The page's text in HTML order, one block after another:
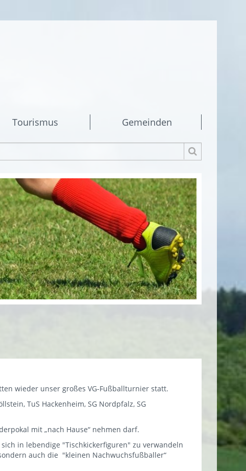
Tourismus Gemeinden
wieder unser großes VG-Fußballturnier statt.
TuS Hackenheim, SG Nordpfalz, SG
mit „nach Hause“ nehmen darf.
in lebendige "Tischkickerfiguren" zu verwandeln
auch die "kleinen Nachwuchsfußballer“